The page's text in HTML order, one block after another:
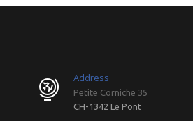
Address
Petite Corniche 35
CH-1342 Le Pont